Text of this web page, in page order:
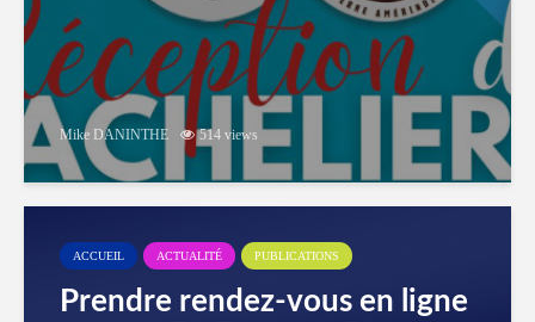
Mike DANINTHE 514 views
ACCUEIL ACTUALITÉ PUBLICATIONS
Prendre rendez-vous en ligne